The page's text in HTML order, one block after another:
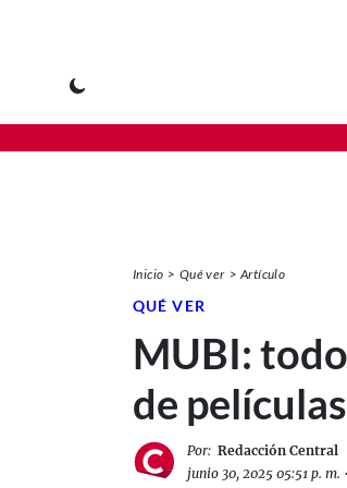
Inicio Qué ver Artículo
QUÉ VER
MUBI:
de
Por: Redacción Central
junio 30, 2025 05:51 p. m. •